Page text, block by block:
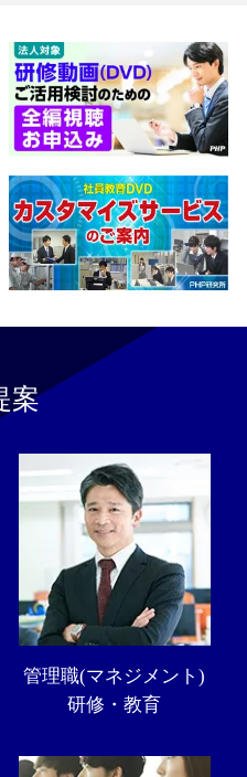
案
管理職(マネジメント)
研修・教育